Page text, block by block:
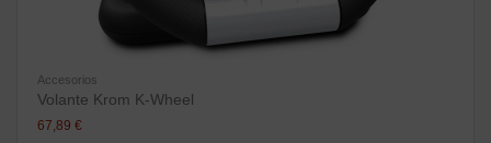
Accesorios
Volante Krom K-Wheel
67,89 €